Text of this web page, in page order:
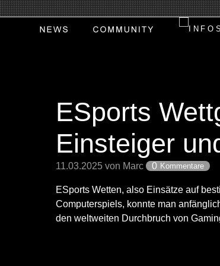
ESports
Einsteiger
11.03.2025 von Marc 0 Kommentare
ESports Wetten, also Einsätze auf
Computerspiels, konnte man
den weltweiten Durchbruch von